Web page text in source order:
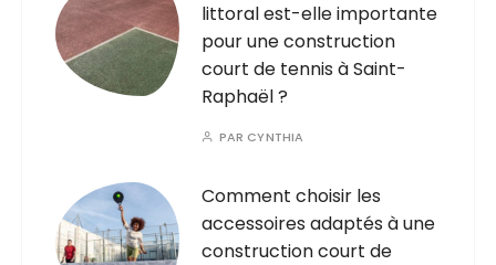
littoral est-elle importante
pour une construction
court de tennis à Saint-
Raphaël ?
PAR CYNTHIA
Comment choisir les
accessoires adaptés à une
construction court de